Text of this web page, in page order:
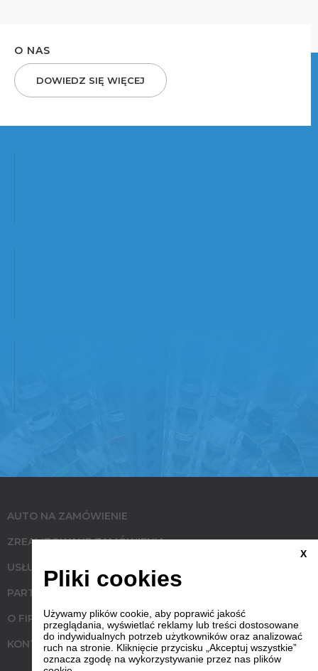
O NAS
DOWIEDZ SIĘ WIĘCEJ
AUTO NA ZAMÓWIENIE
ZREALIZOWANE ZAMÓWIENIA
USŁUGI
PARTNERZY
O FIRMIE
KONTAKT
X
Pliki cookies
Używamy plików cookie, aby poprawić jakość
przeglądania, wyświetlać reklamy lub treści dostosowane
do indywidualnych potrzeb użytkowników oraz analizować
ruch na stronie. Kliknięcie przycisku „Akceptuj wszystkie”
oznacza zgodę na wykorzystywanie przez nas plików